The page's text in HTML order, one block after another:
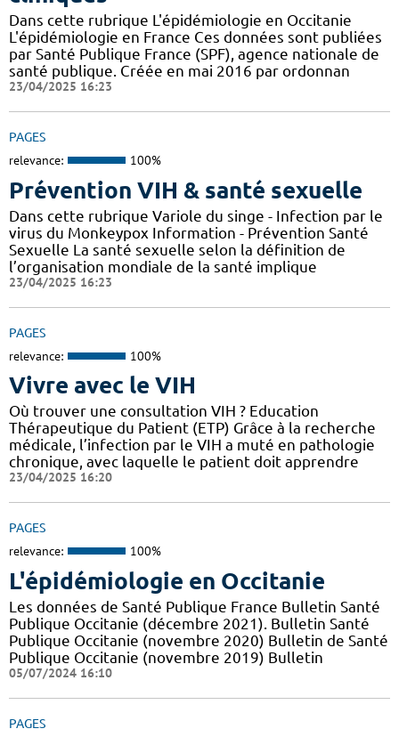
Dans cette rubrique L'épidémiologie en Occitanie
L'épidémiologie en France Ces données sont publiées
par Santé Publique France (SPF), agence nationale de
santé publique. Créée en mai 2016 par ordonnan
23/04/2025 16:23
PAGES
relevance: 100%
Prévention VIH & santé sexuelle
Dans cette rubrique Variole du singe - Infection par le
virus du Monkeypox Information - Prévention Santé
Sexuelle La santé sexuelle selon la définition de
l’organisation mondiale de la santé implique
23/04/2025 16:23
PAGES
relevance: 100%
Vivre avec le VIH
Où trouver une consultation VIH ? Education
Thérapeutique du Patient (ETP) Grâce à la recherche
médicale, l’infection par le VIH a muté en pathologie
chronique, avec laquelle le patient doit apprendre
23/04/2025 16:20
PAGES
relevance: 100%
L'épidémiologie en Occitanie
Les données de Santé Publique France Bulletin Santé
Publique Occitanie (décembre 2021). Bulletin Santé
Publique Occitanie (novembre 2020) Bulletin de Santé
Publique Occitanie (novembre 2019) Bulletin
05/07/2024 16:10
PAGES